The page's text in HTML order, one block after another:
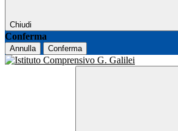
Chiudi
Conferma
Annulla Conferma